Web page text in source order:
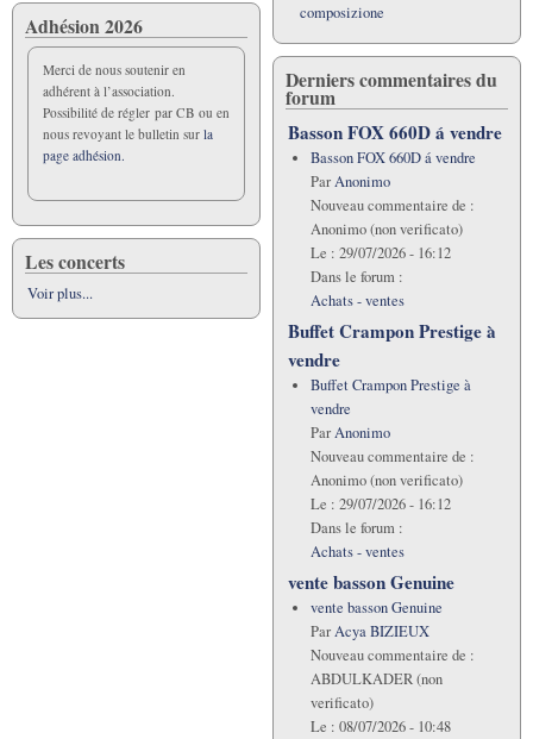
Adhésion 2026
Merci de nous soutenir en
adhérent à l’association.
Possibilité de régler par CB ou en
nous revoyant le bulletin sur la
page adhésion.
Les concerts
Voir plus...
composizione
Derniers commentaires du
forum
Basson FOX 660D á vendre
Basson FOX 660D á vendre
ParAnonimo
Nouveau commentaire de :
Anonimo (non verificato)
Le : 29/07/2026 - 16:12
Dans le forum :
Achats - ventes
Buffet Crampon Prestige à
vendre
Buffet Crampon Prestige à
vendre
ParAnonimo
Nouveau commentaire de :
Anonimo (non verificato)
Le : 29/07/2026 - 16:12
Dans le forum :
Achats - ventes
vente basson Genuine
vente basson Genuine
ParAcya BIZIEUX
Nouveau commentaire de :
ABDULKADER (non
verificato)
Le : 08/07/2026 - 10:48